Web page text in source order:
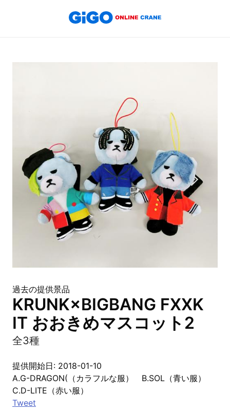
過去の提供景品
KRUNK×BIGBANG FXXK
IT おおきめマスコット2
全3種
提供開始日: 2018-01-10
A.G-DRAGON(（カラフルな服） B.SOL（青い服）
C.D-LITE（赤い服）
Tweet